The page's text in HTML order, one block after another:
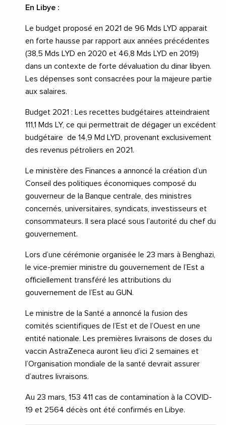
En Libye :
Le budget proposé en 2021 de 96 Mds LYD apparait
en forte hausse par rapport aux années précédentes
(38,5 Mds LYD en 2020 et 46,8 Mds LYD en 2019)
dans un contexte de forte dévaluation du dinar libyen.
Les dépenses sont consacrées pour la majeure partie
aux salaires.
Budget 2021 : Les recettes budgétaires atteindraient
111,1 Mds LY, ce qui permettrait de dégager un excédent
budgétaire de 14,9 Md LYD, provenant exclusivement
des revenus pétroliers en 2021.
Le ministère des Finances a annoncé la création d’un
Conseil des politiques économiques composé du
gouverneur de la Banque centrale, des ministres
concernés, universitaires, syndicats, investisseurs et
consommateurs. Il sera placé sous l’autorité du chef du
gouvernement.
Lors d’une cérémonie organisée le 23 mars à Benghazi,
le vice-premier ministre du gouvernement de l’Est a
officiellement transféré les attributions du
gouvernement de l’Est au GUN.
Le ministre de la Santé a annoncé la fusion des
comités scientifiques de l’Est et de l’Ouest en une
entité nationale. Les premières livraisons de doses du
vaccin AstraZeneca auront lieu d’ici 2 semaines et
l’Organisation mondiale de la santé devrait assurer
d’autres livraisons.
Au 23 mars, 153 411 cas de contamination à la COVID-
19 et 2564 décès ont été confirmés en Libye.